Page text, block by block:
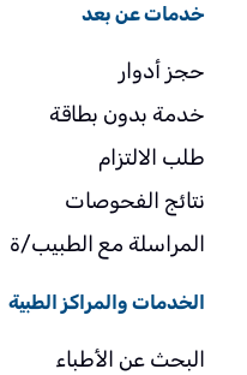
خدمات عن بعد
حجز أدوار
خدمة بدون بطاقة
طلب الالتزام
نتائج الفحوصات
المراسلة مع الطبيب/ة
الخدمات والمراكز الطبية
البحث عن الأطباء